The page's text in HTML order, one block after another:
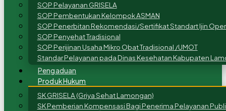
SOP Pelayanan GRISELA
SOP Pembentukan Kelompok ASMAN
SOP Penerbitan Rekomendasi/Sertifikat Standart Ijin
SOP Penyehat Tradisional
SOP Perijinan Usaha Mikro Obat Tradisional /UMOT
Standar Pelayanan pada Dinas Kesehatan Kabupaten
Pengaduan
Produk Hukum
SK GRISELA (Griya Sehat Lamongan)
SK Pemberian Kompensasi Bagi Penerima Pelayanan